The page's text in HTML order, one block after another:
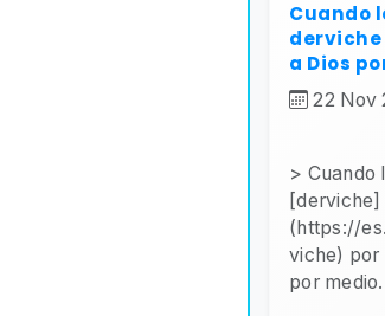
Cuando
a Dios
22 Nov
> Cuando
[derviche]
(https://
viche) por
por